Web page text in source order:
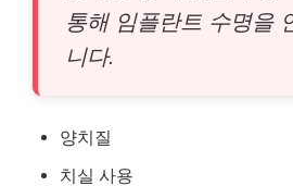
통해 임플란트 수명을
니다.
양치질
치실 사용